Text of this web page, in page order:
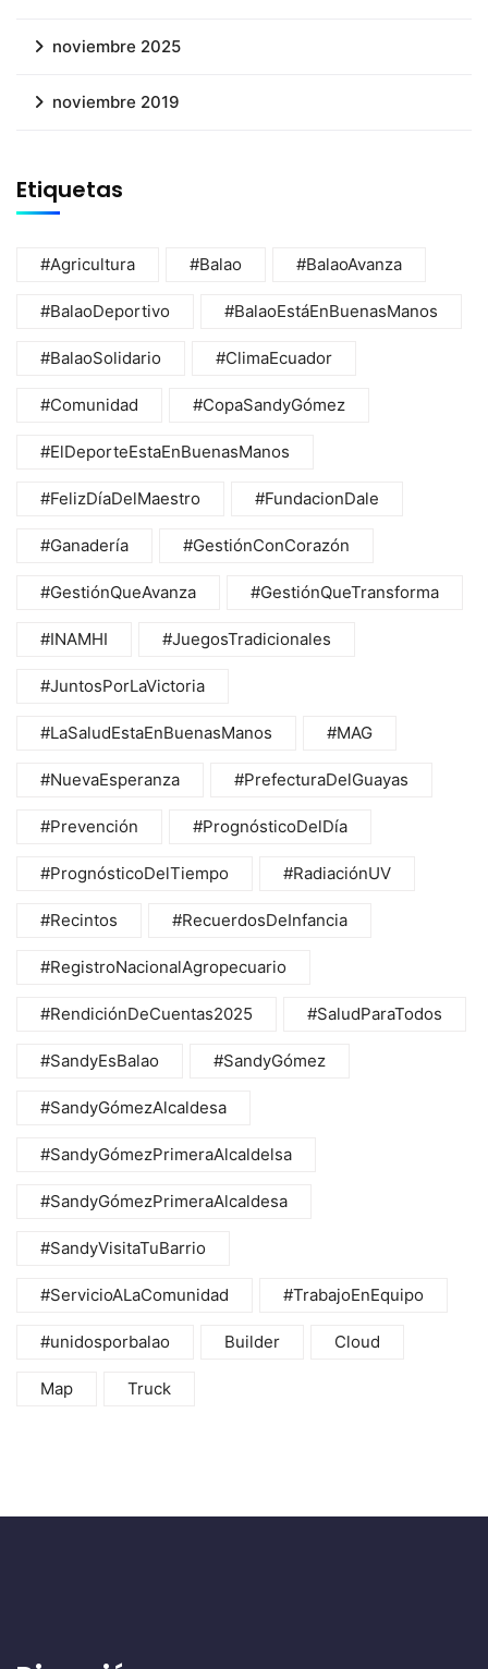
noviembre 2025
noviembre 2019
Etiquetas
#Agricultura #Balao #BalaoAvanza
#BalaoDeportivo #BalaoEstáEnBuenasManos
#BalaoSolidario #ClimaEcuador
#Comunidad #CopaSandyGómez
#ElDeporteEstaEnBuenasManos
#FelizDíaDelMaestro #FundacionDale
#Ganadería #GestiónConCorazón
#GestiónQueAvanza #GestiónQueTransforma
#INAMHI #JuegosTradicionales
#JuntosPorLaVictoria
#LaSaludEstaEnBuenasManos #MAG
#NuevaEsperanza #PrefecturaDelGuayas
#Prevención #PrognósticoDelDía
#PrognósticoDelTiempo #RadiaciónUV
#Recintos #RecuerdosDeInfancia
#RegistroNacionalAgropecuario
#RendiciónDeCuentas2025 #SaludParaTodos
#SandyEsBalao #SandyGómez
#SandyGómezAlcaldesa
#SandyGómezPrimeraAlcaldelsa
#SandyGómezPrimeraAlcaldesa
#SandyVisitaTuBarrio
#ServicioALaComunidad #TrabajoEnEquipo
#unidosporbalao Builder Cloud
Map Truck